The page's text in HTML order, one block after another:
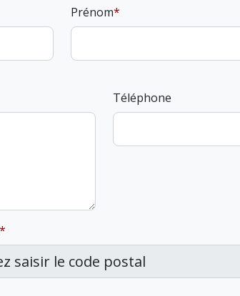
Prénom
Téléphone